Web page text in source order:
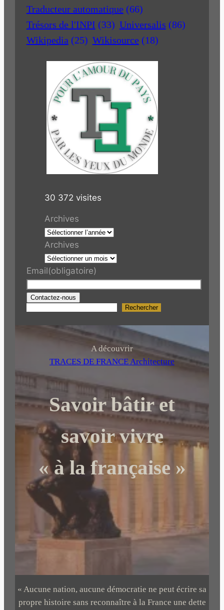
Traducteur automatique (66)
Trésors de l'INPI (33) Universalis (86)
Wikipedia (25) Wikisource (18)
30 372 visites
Archives
Archives
Email(obligatoire)
Contactez-nous
R
r
h
r
Rechercher
A découvrir
TRACES DE FRANCE Architecture
Savoir bâtir et
savoir vivre
« à la française »
« Aucune nation, aucune démocratie ne peut écrire sa
propre histoire sans reconnaître à la France une dette